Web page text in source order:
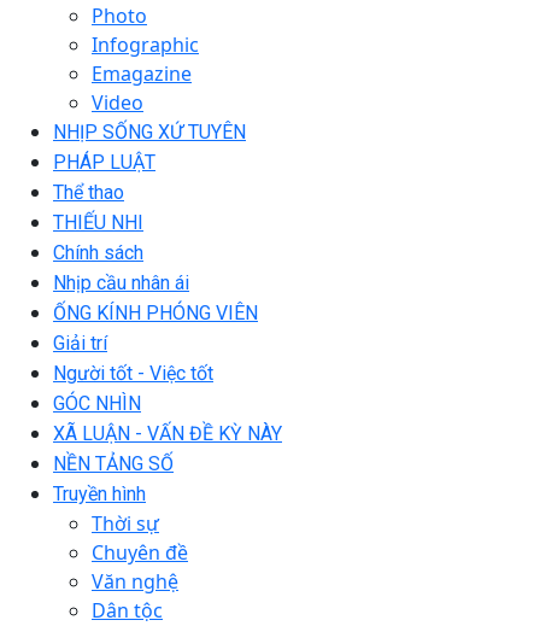
Photo
Infographic
Emagazine
Video
NHỊP SỐNG XỨ TUYÊN
PHÁP LUẬT
Thể thao
THIẾU NHI
Chính sách
Nhịp cầu nhân ái
ỐNG KÍNH PHÓNG VIÊN
Giải trí
Người tốt - Việc tốt
GÓC NHÌN
XÃ LUẬN - VẤN ĐỀ KỲ NÀY
NỀN TẢNG SỐ
Truyền hình
Thời sự
Chuyên đề
Văn nghệ
Dân tộc